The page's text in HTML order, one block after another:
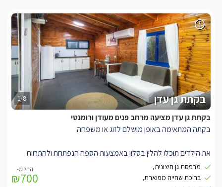
מכאן תוכלו לצאת אל המרפסת הפרטית ואל מתחם הגן. בחלקו החיצוני
של המתחם אותו חולקות כל הסוויטות, תוכלו ליהנות מבריכת שחייה
מפוארת (מחוממת ומקורה בחורף), מתחם ביליארד, ערסלים ושפע
צמחייה.
1/8 בקתת גן עדן
בקתת גן עדן מציעה מרחב פנים מעודן ורומנטי
בקתה המתאימה באופן מושלם לזוג או משפחה.
את הילדים תוכלו להלין בסלון באמצעות הספה הנפתחת ולהתרווח
בעצמכם בחדר השינה הנפרד על מיטה זוגית גדולה.
לרשותכם ג'קוזי רומנטי מפנק.(בחדר נפרד) מכאן תוכלו לצאת אל
מרפסת גן חיצונית,
בריכת שחייה מפוארת,
₪700